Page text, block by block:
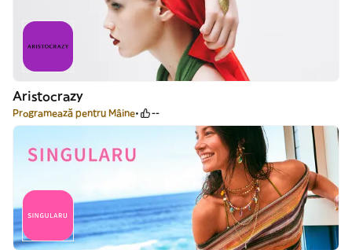
Aristocrazy
Programează pentru Mâine --